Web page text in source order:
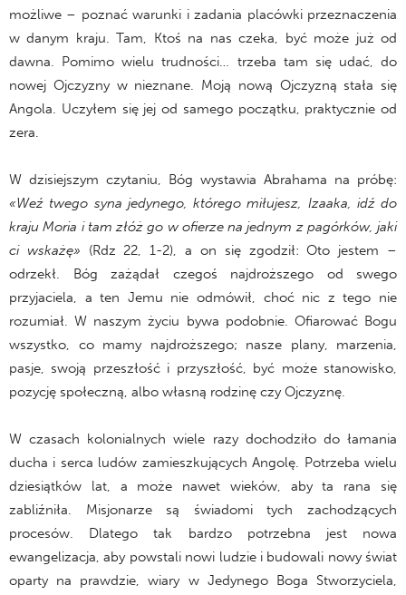
możliwe – poznać warunki i zadania placówki przeznaczenia
w danym kraju. Tam, Ktoś na nas czeka, być może już od
dawna. Pomimo wielu trudności… trzeba tam się udać, do
nowej Ojczyzny w nieznane. Moją nową Ojczyzną stała się
Angola. Uczyłem się jej od samego początku, praktycznie od
zera.
W dzisiejszym czytaniu, Bóg wystawia Abrahama na próbę:
«Weź twego syna jedynego, którego miłujesz, Izaaka, idź do
kraju Moria i tam złóż go w ofierze na jednym z pagórków, jaki
ci wskażę» (Rdz 22, 1-2), a on się zgodził: Oto jestem –
odrzekł. Bóg zażądał czegoś najdroższego od swego
przyjaciela, a ten Jemu nie odmówił, choć nic z tego nie
rozumiał. W naszym życiu bywa podobnie. Ofiarować Bogu
wszystko, co mamy najdroższego; nasze plany, marzenia,
pasje, swoją przeszłość i przyszłość, być może stanowisko,
pozycję społeczną, albo własną rodzinę czy Ojczyznę.
W czasach kolonialnych wiele razy dochodziło do łamania
ducha i serca ludów zamieszkujących Angolę. Potrzeba wielu
dziesiątków lat, a może nawet wieków, aby ta rana się
zabliźniła. Misjonarze są świadomi tych zachodzących
procesów. Dlatego tak bardzo potrzebna jest nowa
ewangelizacja, aby powstali nowi ludzie i budowali nowy świat
oparty na prawdzie, wiary w Jedynego Boga Stworzyciela,